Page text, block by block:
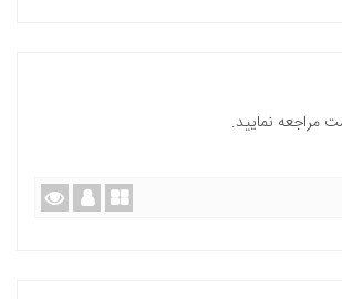
مراجعه نمایید.